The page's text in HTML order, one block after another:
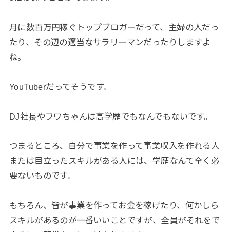
月に数百万円稼ぐトップブロガーだって、主婦の人だっ
たり、その辺の適当なサラリーマンだったりしますよ
ね。
YouTuberだってそうです。
DJ社長やフワちゃんは高学歴でもなんでもないです。
つまるところ、自分で事業を作って事業収入を作れる人
または目立ったスキルがある人には、学歴なんて全く必
要ないものです。
もちろん、皆が事業を作ってお金を稼げたり、何かしら
スキルがあるのが一番いいことですが、全員がそれをで